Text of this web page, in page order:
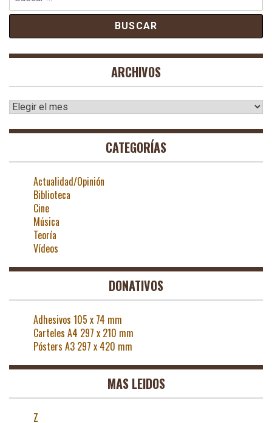
ARCHIVOS
Archivos
CATEGORÍAS
Actualidad/Opinión
Biblioteca
Cine
Música
Teoría
Vídeos
DONATIVOS
Adhesivos 105 x 74 mm
Carteles A4 297 x 210 mm
Pósters A3 297 x 420 mm
MAS LEIDOS
Z